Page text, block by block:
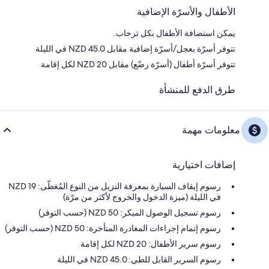
الأطفال والأسرّة الإضافية
يمكن استضافة الأطفال بكل ترحاب.
تتوفر أسرّة بعجل/أسرّة إضافية مقابل NZD 45.0 في الليلة
تتوفر أسرّة أطفال (أسرّة رضّع) مقابل NZD 20 لكل إقامة
طرق الدفع للمنشأة
معلومات مهمة
إضافات اختيارية
رسوم إيقاف السيارة بمعرفة النزيل من النوع المُغطّى: 19 NZD
في الليلة (ميزة الدخول والخروج لأكثر من مرّة)
رسوم تسجيل الوصول المبكر: 50 NZD (حسب التوفر)
رسوم إتمام إجراءات المغادرة المتأخرة: 50 NZD (حسب التوفر)
رسوم سرير الأطفال: 20 NZD لكل إقامة
رسوم السرير القابل للطي: 45.0 NZD في الليلة